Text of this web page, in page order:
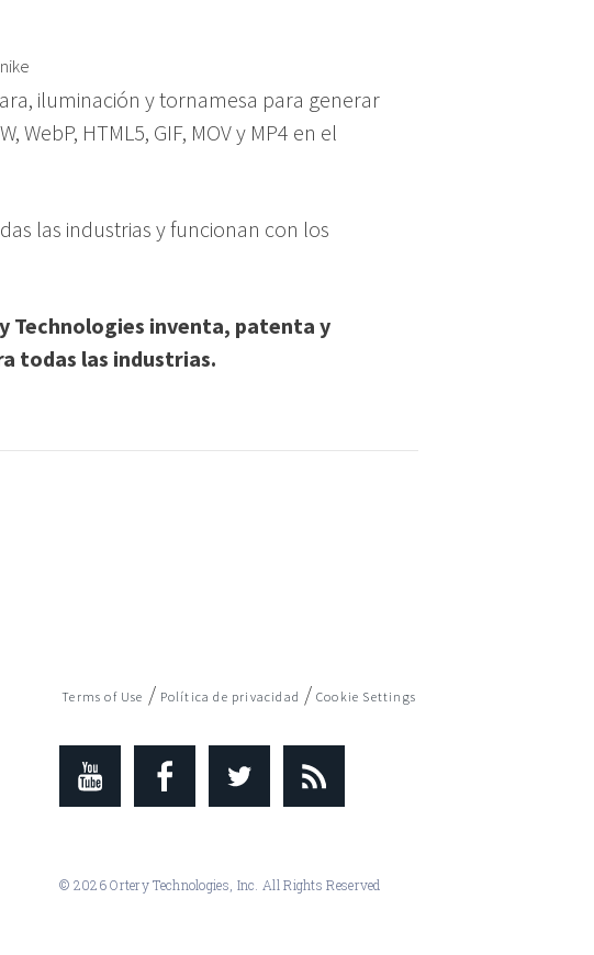
iluminación y tornamesa para generar
WebP, HTML5, GIF, MOV y MP4 en el
las industrias y funcionan con los
Technologies inventa, patenta y
todas las industrias.
Terms of Use / Política de privacidad / Cookie Settings
© 2026 Ortery Technologies, Inc. All Rights Reserved